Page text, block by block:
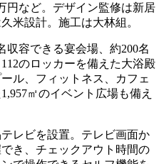
円など。デザイン監修は新居
米設計。施工は大林組。
容できる宴会場、約200名
のロッカーを備えた大浴殿
ル、フィットネス、カフェ
㎡のイベント広場も備え
レビを設置。テレビ画面か
き、チェックアウト時間の